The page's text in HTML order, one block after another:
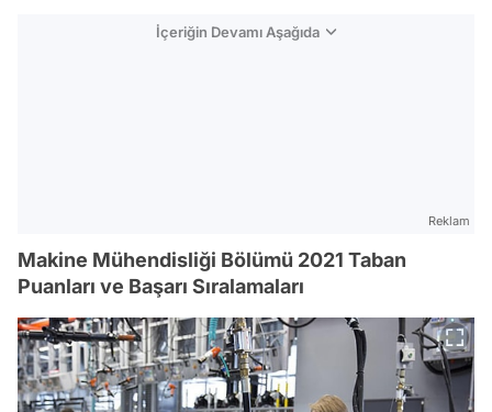
İçeriğin Devamı Aşağıda
Reklam
Makine Mühendisliği Bölümü 2021 Taban
Puanları ve Başarı Sıralamaları